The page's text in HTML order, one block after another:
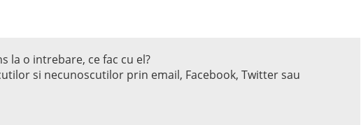
la o intrebare, ce fac cu el?
si necunoscutilor prin email, Facebook, Twitter sau